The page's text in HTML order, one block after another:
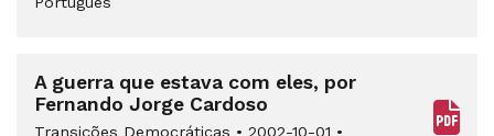
A guerra que estava com eles, por
Fernando Jorge Cardoso
Transições Democráticas • 2002-10-01 •